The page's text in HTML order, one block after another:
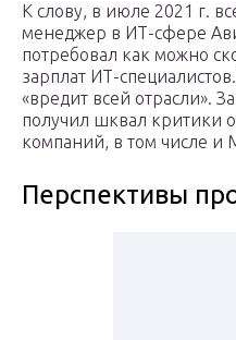
К слову, в июле 2021 г.
менеджер в ИТ-сфере
потребовал как можно
зарплат ИТ-
«вредит всей отрасли».
получил шквал критики
компаний, в том числе и
Перспективы